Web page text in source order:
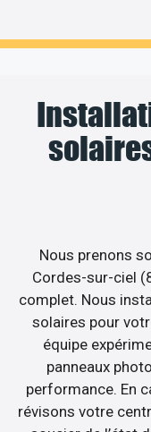
Nous prenons
Cordes-sur-ciel
complet. Nous
solaires pour
équipe
panneaux
performance. En
révisons votre